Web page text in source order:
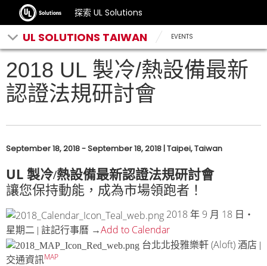
探索 UL Solutions
UL SOLUTIONS TAIWAN EVENTS
2018 UL 製冷/熱設備最新
認證法規研討會
September 18, 2018 - September 18, 2018 | Taipei, Taiwan
UL 製冷/熱設備最新認證法規研討會
讓您保持動能，成為市場領跑者！
2018 年 9 月 18 日‧
星期二 | 註記行事曆 →Add to Calendar
台北北投雅樂軒 (Aloft) 酒店 |
交通資訊MAP